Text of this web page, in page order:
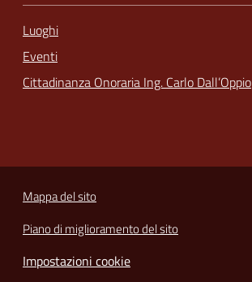
Luoghi
Eventi
Cittadinanza Onoraria Ing. Carlo Dall’Oppio
Mappa del sito
Piano di miglioramento del sito
Impostazioni cookie